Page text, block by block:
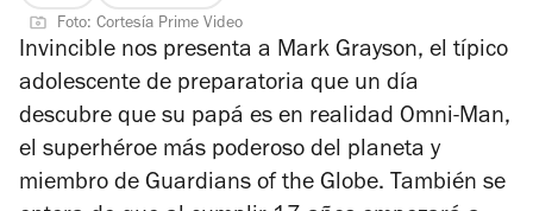
Foto: Cortesía Prime Video
Invincible nos presenta a Mark Grayson, el típico
adolescente de preparatoria que un día
descubre que su papá es en realidad Omni-Man,
el superhéroe más poderoso del planeta y
miembro de Guardians of the Globe. También se